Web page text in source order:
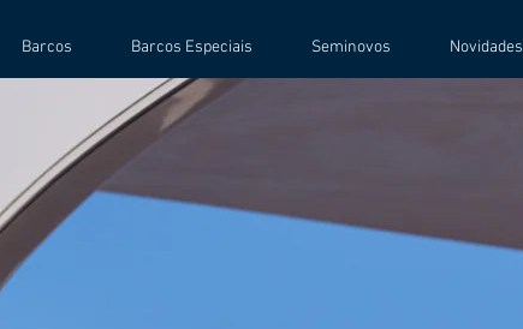
Barcos Barcos Especiais Seminovos Novidades